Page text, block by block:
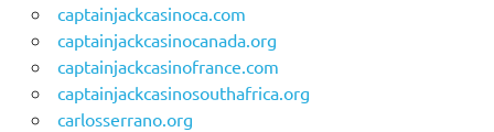
captainjackcasinoca.com
captainjackcasinocanada.org
captainjackcasinofrance.com
captainjackcasinosouthafrica.org
carlosserrano.org